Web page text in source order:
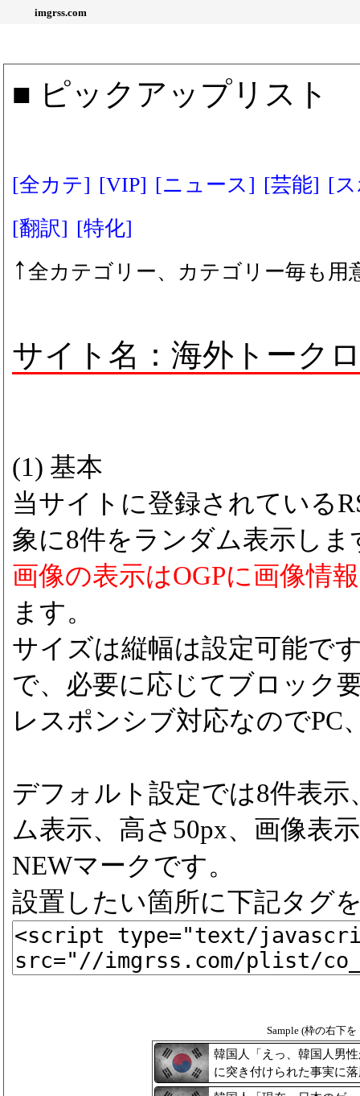
imgrss.com
■ ピックアップリスト
[全カテ] [VIP] [ニュース] [芸能] [
[翻訳] [特化]
↑全カテゴリー、カテゴリー毎も用
サイト名：海外トーク
(1) 基本
当サイトに登録されている
象に8件をランダム表示しま
画像の表示はOGPに画像情
ます。
サイズは縦幅は設定可能で
で、必要に応じてブロック
レスポンシブ対応なので
デフォルト設定では8件表
ム表示、高さ50px、画像表
NEWマークです。
設置したい箇所に下記タグ
Sample (枠の右下
韓国人「えっ、韓国人男
に突き付けられた事実に